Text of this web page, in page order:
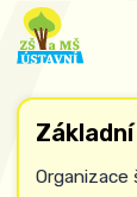
Organizace